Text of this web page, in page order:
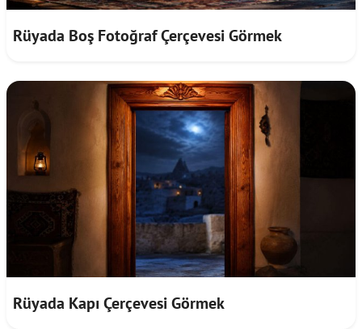
Rüyada Boş Fotoğraf Çerçevesi Görmek
Rüyada Kapı Çerçevesi Görmek